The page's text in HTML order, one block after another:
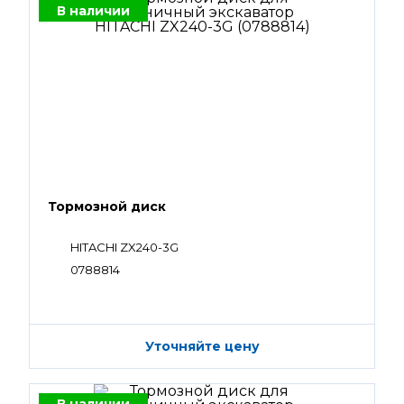
В наличии
Тормозной диск
HITACHI ZX240-3G
0788814
Уточняйте цену